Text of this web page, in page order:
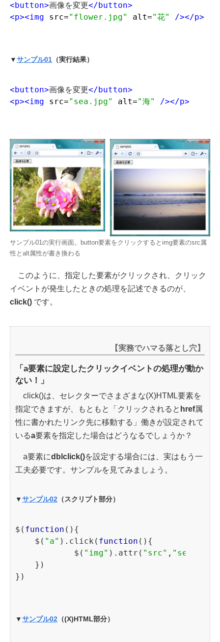
<button>画像を変更</button>
<p><img src="flower.jpg" alt="花" /></p>
▼サンプル01 （実行結果）
<button>画像を変更</button>
<p><img src="sea.jpg" alt="海" /></p>
サンプル01の実行画面。button要素をクリックするとimg要素のsrc属
性とalt属性が書き換わる
このように、指定した要素がクリックされ、クリック
イベントが発生したときの処理を記述できるのが、
click() です。
【実務でハマる落とし穴】
「a要素に設定したクリックイベントの処理が動か
ない！」
click()は、セレクターでさまざまな(X)HTML要素を
指定できますが、もともと「クリックされると href属
性に書かれたリンク先に移動する」働きが設定されて
いるa要素を指定した場合はどうなるでしょうか？
a要素にdblclick()を設定する場合には、実はもう一
工夫必要です。サンプルを見てみましょう。
▼サンプル02 （スクリプト部分）
$( function (){
$( "a" ).click( function (){
$( "img" ).attr( "src" , "sea.jpg"
})
▼サンプル02 （(X)HTML部分）